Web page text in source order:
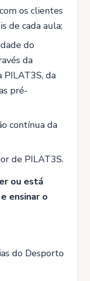
os clientes
de cada aula;
do
da
PILAT3S, da
pré-
contínua da
de PILAT3S.
ou está
ensinar o
do Desporto